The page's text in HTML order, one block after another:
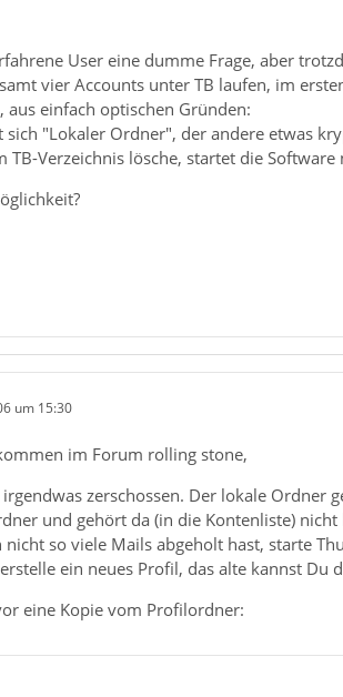
User eine dumme Frage, aber
vier Accounts unter TB laufen, im
aus einfach optischen Gründen:
sich "Lokaler Ordner", der andere etwas
TB-Verzeichnis lösche, startet die Software
um 15:30
im Forum rolling stone,
zerschossen. Der lokale
und gehört da (in die Kontenliste) nicht
nicht so viele Mails abgeholt hast, starte
ein neues Profil, das alte kannst Du
eine Kopie vom Profilordner: